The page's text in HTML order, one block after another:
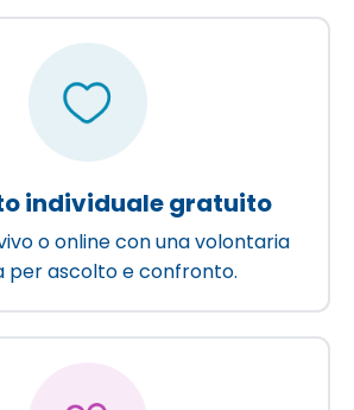
individuale gratuito
o online con una volontaria
per ascolto e confronto.